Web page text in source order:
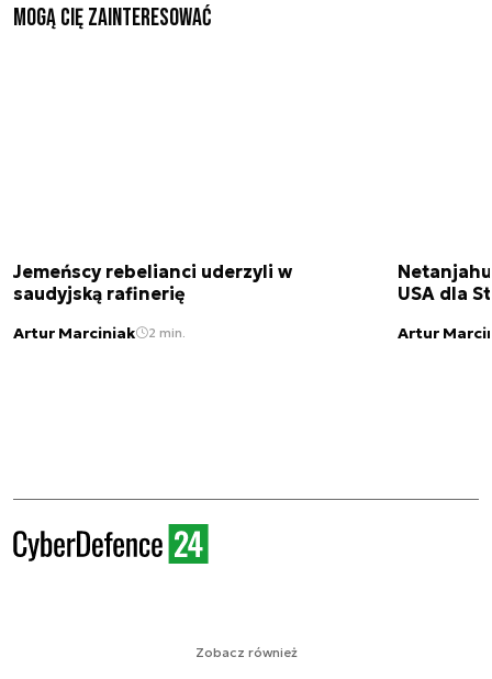
Mogą Cię zainteresować
Jemeńscy rebelianci uderzyli w
saudyjską rafinerię
Artur Marciniak 2 min.
USA dla
Artur
Zobacz również